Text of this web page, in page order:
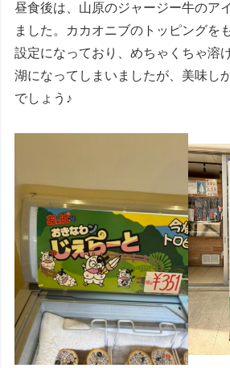
昼食後は、山原のジャージー牛のア
ました。カカオニブのトッピングを
設定になっており、めちゃくちゃ溶
湖になってしまいましたが、美味し
でしょう♪